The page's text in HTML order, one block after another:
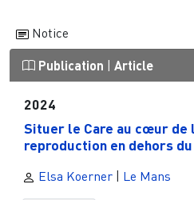
Notice
Publication Article
2024
Situer le Care au cœur
reproduction en dehors
Elsa Koerner Le Mans